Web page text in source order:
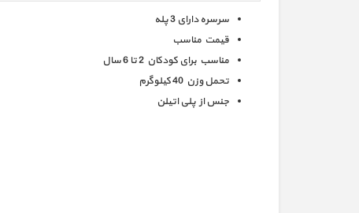
سرسره دارای 3 پله
قیمت مناسب
مناسب برای کودکان 2 تا 6 سال
تحمل وزن 40 کیلوگرم
جنس از پلی اتیلن